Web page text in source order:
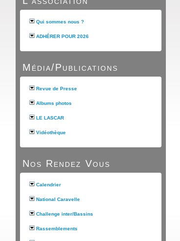
Qui sommes nous ?
ADHÉRER POUR 2026
Média/Publications
Revue de Presse
Albums photos
LE LASCAR
Vidéothèque
Nos Rendez Vous
Calendrier
National Caravelle
Challenge inter/Bassins
Rassemblements